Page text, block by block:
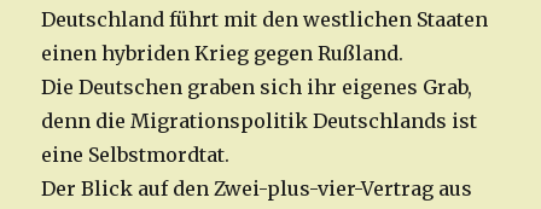
Deutschland führt mit den westlichen Staaten
einen hybriden Krieg gegen Rußland.
Die Deutschen graben sich ihr eigenes Grab,
denn die Migrationspolitik Deutschlands ist
eine Selbstmordtat.
Der Blick auf den Zwei-plus-vier-Vertrag aus